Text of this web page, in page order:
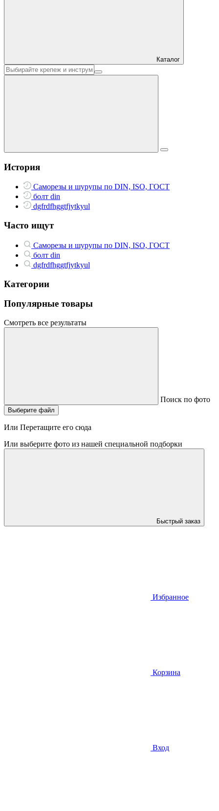
Каталог
История
Саморезы и шурупы по DIN, ISO, ГОСТ
болт din
dgfrdfhggtfjytkyul
Часто ищут
Саморезы и шурупы по DIN, ISO, ГОСТ
болт din
dgfrdfhggtfjytkyul
Категории
Популярные товары
Смотреть все результаты
Поиск по фото
Выберите файл
Или Перетащите его сюда
Или выберите фото из нашей специальной подборки
Быстрый заказ
Избранное
Корзина
Вход